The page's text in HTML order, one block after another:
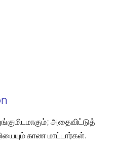
அதைவிட்டுத்
காண மாட்டார்கள்.